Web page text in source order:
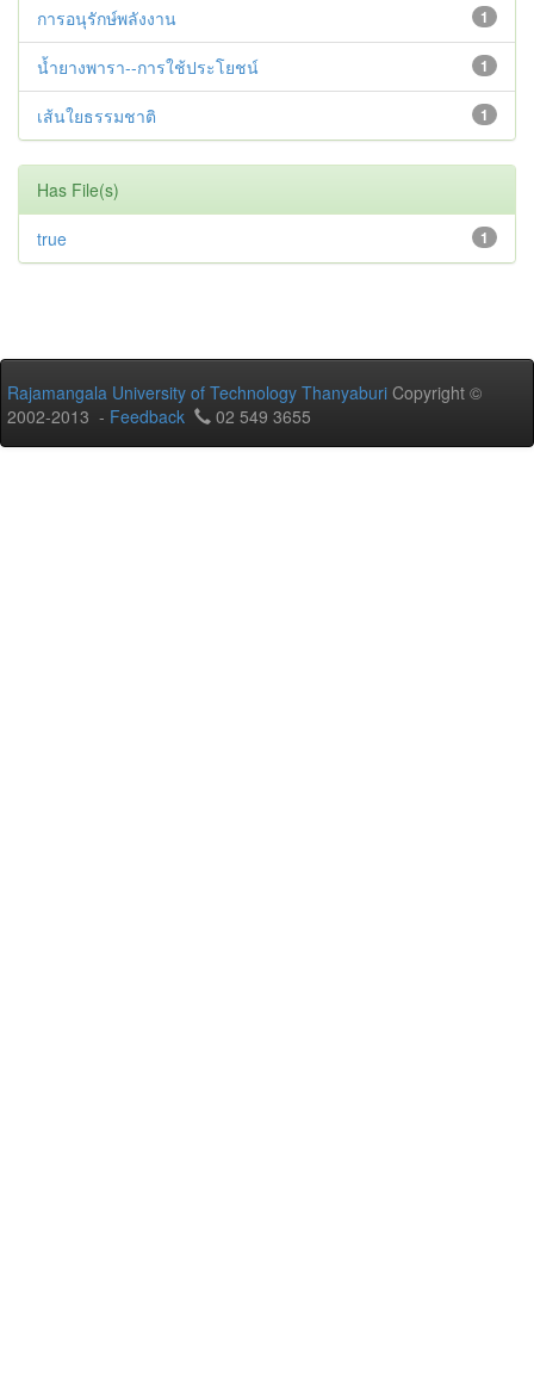
1
การอนุรักษ์พลังงาน
1
น้ำยางพารา--การใช้ประโยชน์
1
เส้นใยธรรมชาติ
Has File(s)
1
true
Rajamangala University of Technology Thanyaburi Copyright ©
2002-2013 - Feedback 02 549 3655